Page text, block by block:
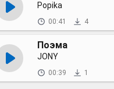
Popika
00:41 4
Поэма
JONY
00:39 1